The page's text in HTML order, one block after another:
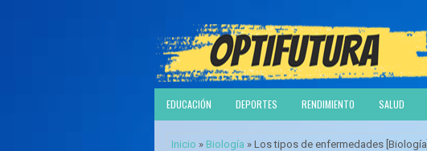
EDUCACIÓN DEPORTES RENDIMIENTO SALUD
Inicio » Biología » Los tipos de enfermedades [Biología]